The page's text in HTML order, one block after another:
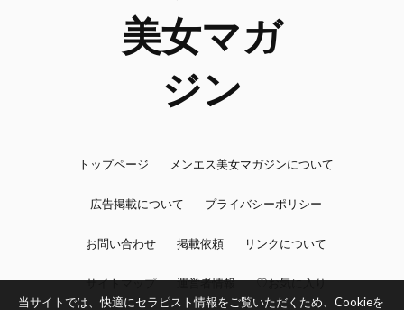
トップページ メンエス美女マガジンについて
広告掲載について プライバシーポリシー
お問い合わせ 掲載依頼 リンクについて
サイトマップ 運営者情報
♡お気に入り
当サイトでは、快適にセラピスト情報をご覧いただくため、Cookieを